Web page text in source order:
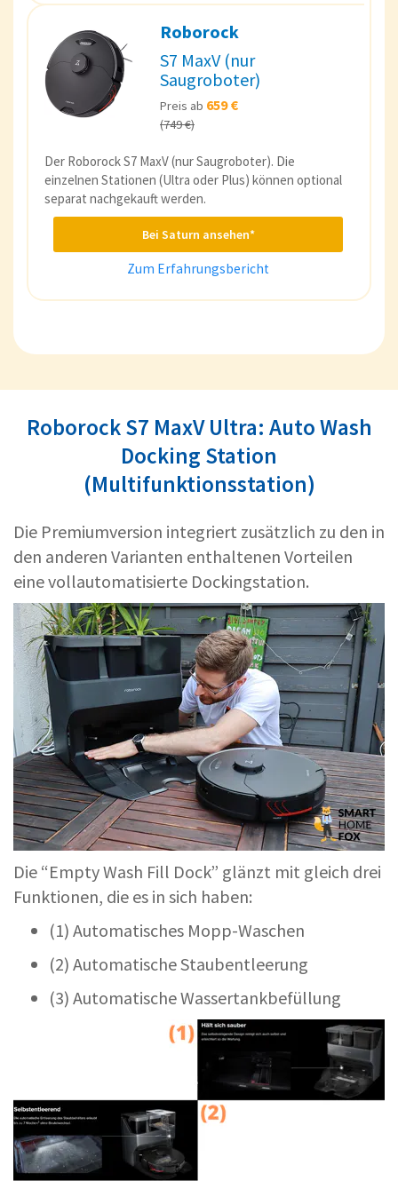
Roborock
S7 MaxV (nur
Saugroboter)
Preis ab 659 €
(749 €)
Der Roborock S7 MaxV (nur Saugroboter). Die
einzelnen Stationen (Ultra oder Plus) können optional
separat nachgekauft werden.
Bei Saturn ansehen*
Zum Erfahrungsbericht
Roborock S7 MaxV Ultra: Auto Wash
Docking Station
(Multifunktionsstation)
Die Premiumversion integriert zusätzlich zu den in
den anderen Varianten enthaltenen Vorteilen
eine vollautomatisierte Dockingstation.
Die “Empty Wash Fill Dock” glänzt mit gleich drei
Funktionen, die es in sich haben:
(1) Automatisches Mopp-Waschen
(2) Automatische Staubentleerung
(3) Automatische Wassertankbefüllung